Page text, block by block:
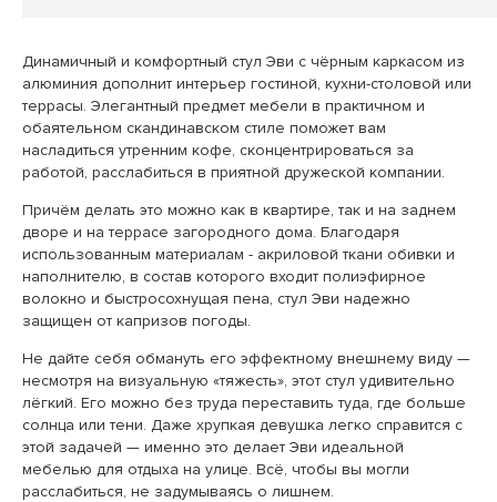
Динамичный и комфортный стул Эви с чёрным каркасом из
алюминия дополнит интерьер гостиной, кухни-столовой или
террасы. Элегантный предмет мебели в практичном и
обаятельном скандинавском стиле поможет вам
насладиться утренним кофе, сконцентрироваться за
работой, расслабиться в приятной дружеской компании.
Причём делать это можно как в квартире, так и на заднем
дворе и на террасе загородного дома. Благодаря
использованным материалам - акриловой ткани обивки и
наполнителю, в состав которого входит полиэфирное
волокно и быстросохнущая пена, стул Эви надежно
защищен от капризов погоды.
Не дайте себя обмануть его эффектному внешнему виду —
несмотря на визуальную «тяжесть», этот стул удивительно
лёгкий. Его можно без труда переставить туда, где больше
солнца или тени. Даже хрупкая девушка легко справится с
этой задачей — именно это делает Эви идеальной
мебелью для отдыха на улице. Всё, чтобы вы могли
расслабиться, не задумываясь о лишнем.